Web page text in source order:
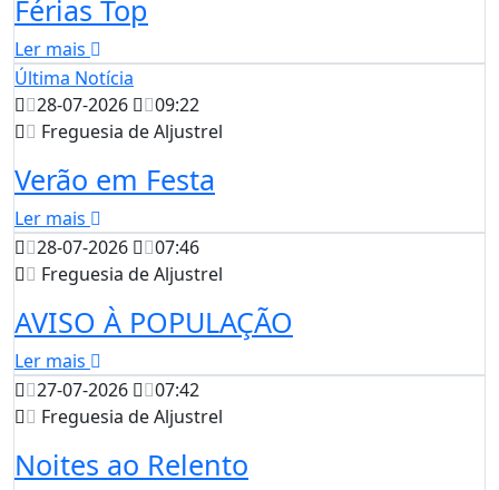
Férias Top
Ler mais
Última Notícia
28-07-2026
09:22
Freguesia de Aljustrel
Verão em Festa
Ler mais
28-07-2026
07:46
Freguesia de Aljustrel
AVISO À POPULAÇÃO
Ler mais
27-07-2026
07:42
Freguesia de Aljustrel
Noites ao Relento